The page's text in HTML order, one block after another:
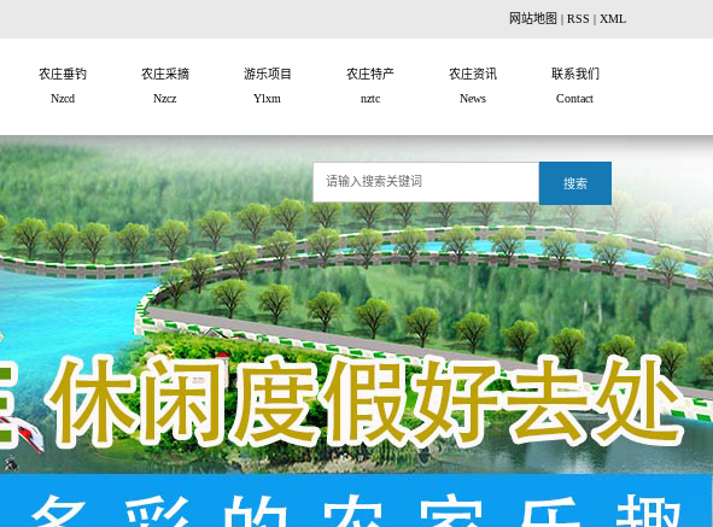
网站地图 | RSS | XML
农庄垂钓
Nzcd
农庄采摘
Nzcz
游乐项目
Ylxm
农庄特产
nztc
农庄资讯
News
联系我们
Contact